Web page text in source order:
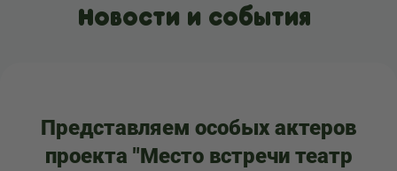
Новости и события
Представляем особых актеров
проекта "Место встречи театр